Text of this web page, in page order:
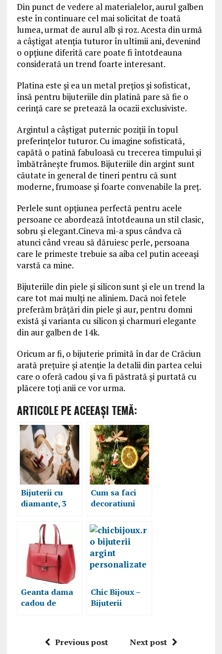
Din punct de vedere al materialelor, aurul galben
este în continuare cel mai solicitat de toată
lumea, urmat de aurul alb și roz. Acesta din urmă
a câștigat atenția tuturor în ultimii ani, devenind
o opțiune diferită care poate fi întotdeauna
considerată un trend foarte interesant.
Platina este și ea un metal prețios și sofisticat,
însă pentru bijuteriile din platină pare să fie o
cerință care se pretează la ocazii exclusiviste.
Argintul a câștigat puternic poziții în topul
preferințelor tuturor. Cu imagine sofisticată,
capătă o patină fabuloasă cu trecerea timpului și
îmbătrânește frumos. Bijuteriile din argint sunt
căutate in general de tineri pentru că sunt
moderne, frumoase și foarte convenabile la preț.
Perlele sunt opțiunea perfectă pentru acele
persoane ce abordează întotdeauna un stil clasic,
sobru și elegant.Cineva mi-a spus cândva că
atunci când vreau să dăruiesc perle, persoana
care le primeste trebuie sa aiba cel putin aceeași
varstă ca mine.
Bijuteriile din piele și silicon sunt și ele un trend la
care tot mai mulți ne aliniem. Dacă noi fetele
preferăm brățări din piele și aur, pentru domni
există și varianta cu silicon și charmuri elegante
din aur galben de 14k.
Oricum ar fi, o bijuterie primită în dar de Crăciun
arată prețuire și atenție la detalii din partea celui
care o oferă cadou și va fi păstrată și purtată cu
plăcere toți anii ce vor urma.
ARTICOLE PE ACEEAŞI TEMĂ:
Bijuterii cu
diamante, 3
pentru a alege
altfel de
cadouri de
craciun
Cum sa faci
decoratiuni
de craciun, din
felii de citrice
Geanta dama
cadou de
Chic Bijoux –
Bijuterii
iarna 2019
Previous post Next post